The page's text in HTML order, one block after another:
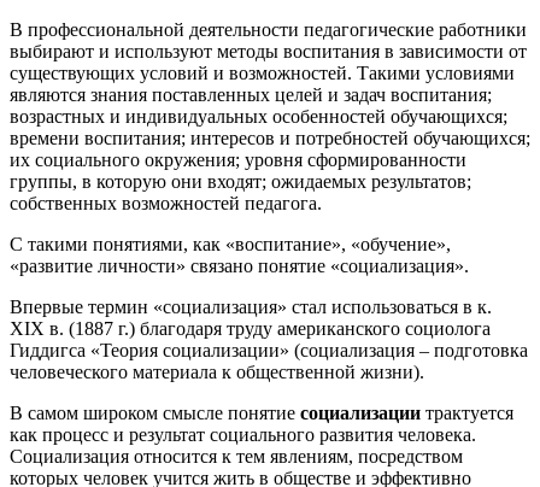
В профессиональной деятельности педагогические работники
выбирают и используют методы воспитания в зависимости от
существующих условий и возможностей. Такими условиями
являются знания поставленных целей и задач воспитания;
возрастных и индивидуальных особенностей обучающихся;
времени воспитания; интересов и потребностей обучающихся;
их социального окружения; уровня сформированности
группы, в которую они входят; ожидаемых результатов;
собственных возможностей педагога.
С такими понятиями, как «воспитание», «обучение»,
«развитие личности» связано понятие «социализация».
Впервые термин «социализация» стал использоваться в к.
XIX в. (1887 г.) благодаря труду американского социолога
Гиддигса «Теория социализации» (социализация – подготовка
человеческого материала к общественной жизни).
В самом широком смысле понятие социализации трактуется
как процесс и результат социального развития человека.
Социализация относится к тем явлениям, посредством
которых человек учится жить в обществе и эффективно